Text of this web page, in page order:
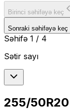
Birinci səhifəyə keç
Sonraki səhifəyə keç
Səhifə 1 / 4
Sətir sayı
255/50R20